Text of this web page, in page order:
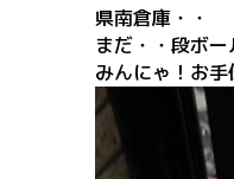
県南倉庫・・
まだ・・段ボ
みんにゃ！お